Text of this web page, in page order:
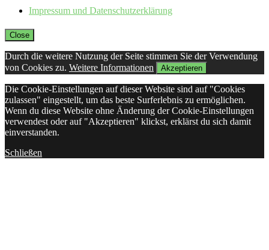
Impressum und Datenschutzerklärung
Close
Durch die weitere Nutzung der Seite stimmen Sie der Verwendung
von Cookies zu. Weitere Informationen Akzeptieren
Die Cookie-Einstellungen auf dieser Website sind auf "Cookies
zulassen" eingestellt, um das beste Surferlebnis zu ermöglichen.
Wenn du diese Website ohne Änderung der Cookie-Einstellungen
verwendest oder auf "Akzeptieren" klickst, erklärst du sich damit
einverstanden.
Schließen